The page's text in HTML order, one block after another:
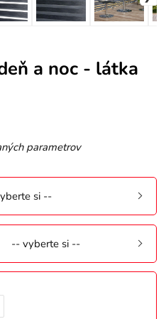
a noc - látka
parametrov
si --
-- vyberte si --